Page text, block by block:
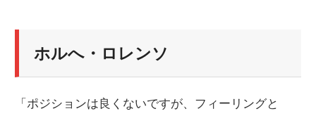
ホルへ・ロレンソ
「ポジションは良くないですが、フィーリングと